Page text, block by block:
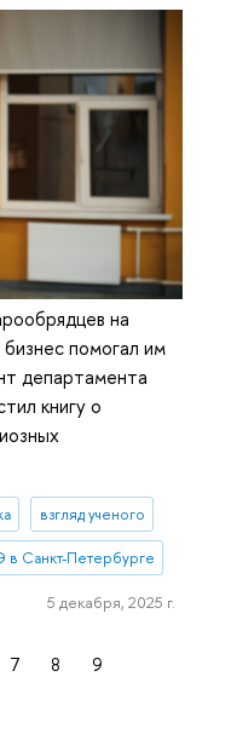
на
помогал им
департамента
книгу о
взгляд ученого
Санкт-Петербурге
5 декабря, 2025 г.
7 8
9